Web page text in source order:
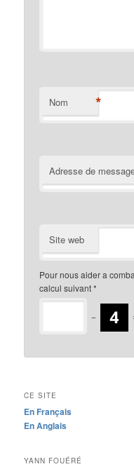
Nom *
Adresse de
Site web
Pour nous aider a
calcul suivant*
−
CE SITE
En Français
En Anglais
YANN FOUÉRÉ